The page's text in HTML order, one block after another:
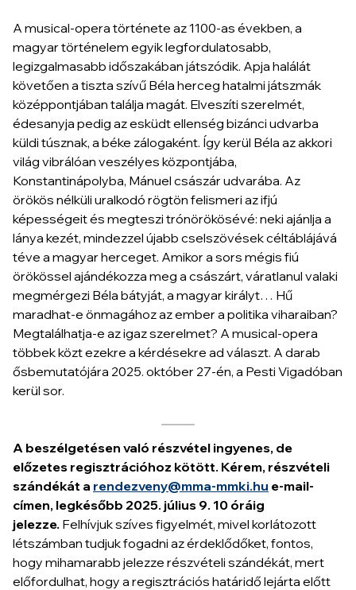
A musical-opera története az 1100-as években, a
magyar történelem egyik legfordulatosabb,
legizgalmasabb időszakában játszódik. Apja halálát
követően a tiszta szívű Béla herceg hatalmi játszmák
középpontjában találja magát. Elveszíti szerelmét,
édesanyja pedig az esküdt ellenség bizánci udvarba
küldi túsznak, a béke zálogaként. Így kerül Béla az akkori
világ vibrálóan veszélyes központjába,
Konstantinápolyba, Mánuel császár udvarába. Az
örökös nélküli uralkodó rögtön felismeri az ifjú
képességeit és megteszi trónörökösévé: neki ajánlja a
lánya kezét, mindezzel újabb cselszövések céltáblájává
téve a magyar herceget. Amikor a sors mégis fiú
örökössel ajándékozza meg a császárt, váratlanul valaki
megmérgezi Béla bátyját, a magyar királyt… Hű
maradhat-e önmagához az ember a politika viharaiban?
Megtalálhatja-e az igaz szerelmet? A musical-opera
többek közt ezekre a kérdésekre ad választ. A darab
ősbemutatójára 2025. október 27-én, a Pesti Vigadóban
kerül sor.
A beszélgetésen való részvétel ingyenes, de
előzetes regisztrációhoz kötött. Kérem, részvételi
szándékát a rendezveny@mma-mmki.hu e-mail-
címen, legkésőbb 2025. július 9. 10 óráig
jelezze. Felhívjuk szíves figyelmét, mivel korlátozott
létszámban tudjuk fogadni az érdeklődőket, fontos,
hogy mihamarabb jelezze részvételi szándékát, mert
előfordulhat, hogy a regisztrációs határidő lejárta előtt